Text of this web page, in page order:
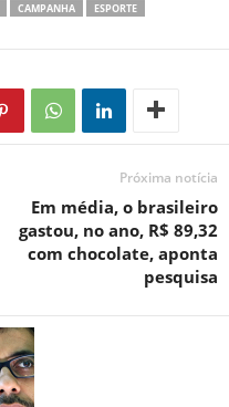
CAMPANHA
ESPORTE
Próxima notícia
Em média, o brasileiro
gastou, no ano, R$ 89,32
com chocolate, aponta
pesquisa